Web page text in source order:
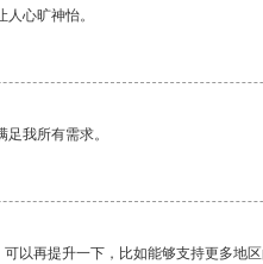
心旷神怡。
我所有需求。
以再提升一下，比如能够支持更多地区